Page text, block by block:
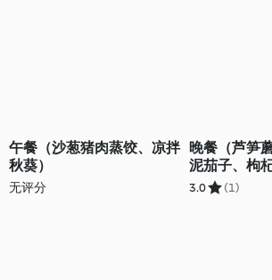
午餐（沙葱猪肉蒸饺、凉拌
秋葵）
无评分
晚餐（芦笋
泥茄子、枸
3.0 (1)